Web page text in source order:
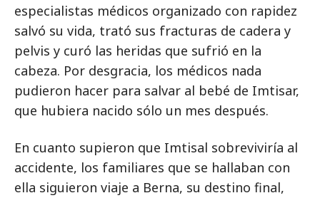
especialistas médicos organizado con rapidez
salvó su vida, trató sus fracturas de cadera y
pelvis y curó las heridas que sufrió en la
cabeza. Por desgracia, los médicos nada
pudieron hacer para salvar al bebé de Imtisar,
que hubiera nacido sólo un mes después.
En cuanto supieron que Imtisal sobreviviría al
accidente, los familiares que se hallaban con
ella siguieron viaje a Berna, su destino final,